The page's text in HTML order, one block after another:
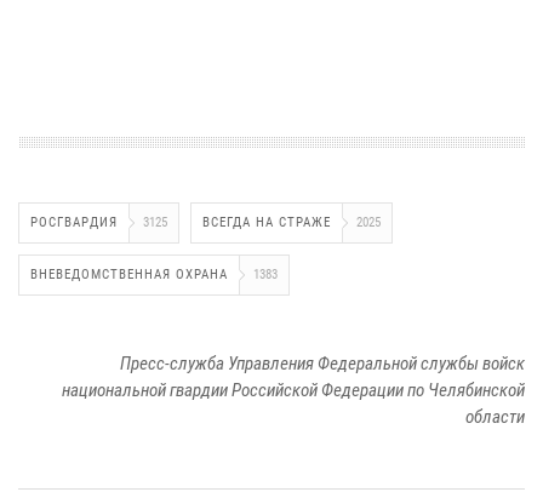
РОСГВАРДИЯ 3125 ВСЕГДА НА СТРАЖЕ 2025
ВНЕВЕДОМСТВЕННАЯ ОХРАНА 1383
Пресс-служба Управления Федеральной службы войск
национальной гвардии Российской Федерации по Челябинской
области